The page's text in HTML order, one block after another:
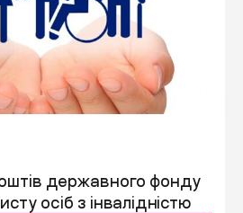
державного фонду
осіб з інвалідністю